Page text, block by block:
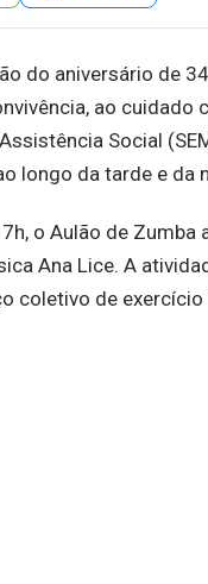
do aniversário de
ao cuidado
Social
longo da tarde e da
o Aulão de
Ana Lice. A
coletivo de